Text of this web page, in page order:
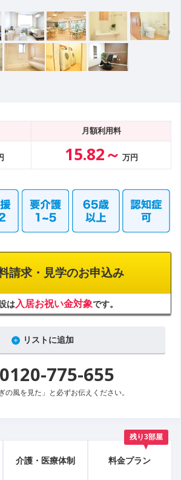
月額利用料
15.82～ 万円
請求・見学のお申込み
は入居お祝い金対象です。
リストに追加
775-655
風を見た」と必ずお伝えください。
介護・医療体制 料金プラン
残り3部屋